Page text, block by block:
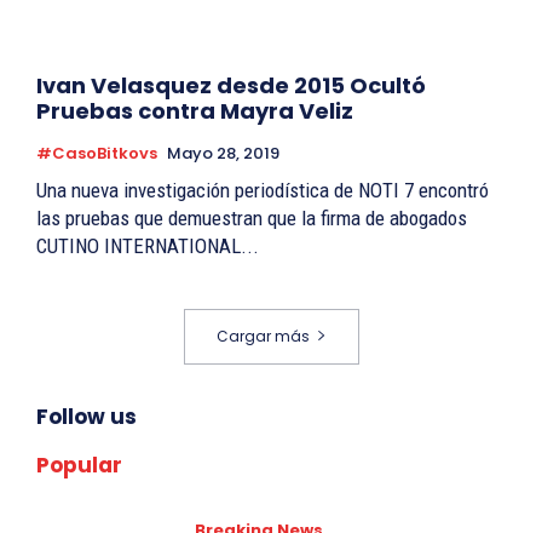
Ivan Velasquez desde 2015 Ocultó
Pruebas contra Mayra Veliz
#CasoBitkovs Mayo 28, 2019
Una nueva investigación periodística de NOTI 7 encontró
las pruebas que demuestran que la firma de abogados
CUTINO INTERNATIONAL...
Cargar más
Follow us
Popular